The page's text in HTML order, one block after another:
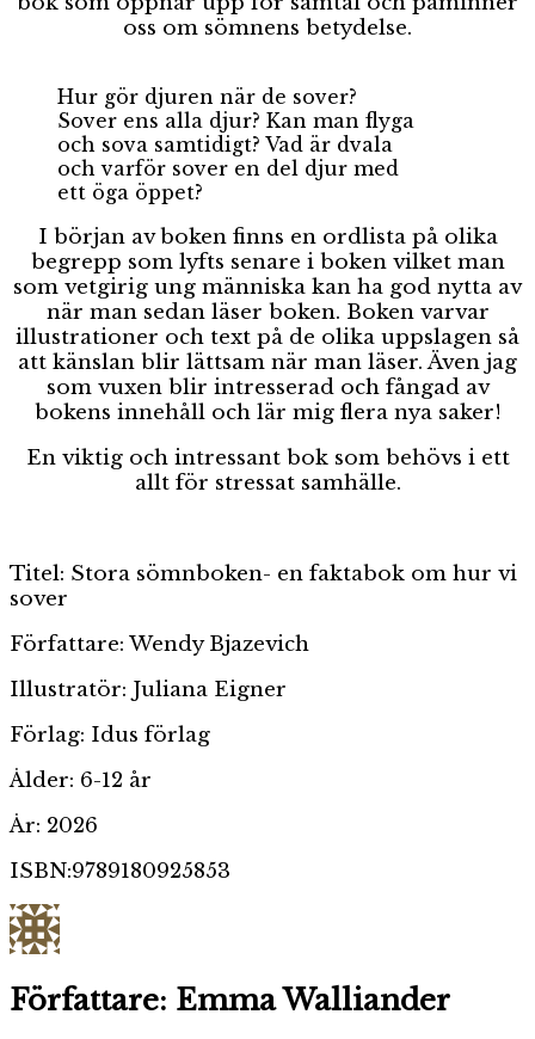
oss om sömnens betydelse.
Hur gör djuren när de sover?
Sover ens alla djur? Kan man flyga
och sova samtidigt? Vad är dvala
och varför sover en del djur med
ett öga öppet?
I början av boken finns en ordlista på olika
begrepp som lyfts senare i boken vilket man
som vetgirig ung människa kan ha god nytta av
när man sedan läser boken. Boken varvar
illustrationer och text på de olika uppslagen så
att känslan blir lättsam när man läser. Även jag
som vuxen blir intresserad och fångad av
bokens innehåll och lär mig flera nya saker!
En viktig och intressant bok som behövs i ett
allt för stressat samhälle.
Titel: Stora sömnboken- en faktabok om hur vi
sover
Författare: Wendy Bjazevich
Illustratör: Juliana Eigner
Förlag: Idus förlag
Ålder: 6-12 år
År: 2026
ISBN:9789180925853
Författare: Emma Walliander